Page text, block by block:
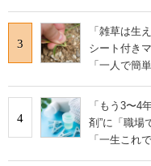
3
「雑草は生
シート付き
「一人で簡
4
「もう3〜4
剤”に「職場
「一生これ